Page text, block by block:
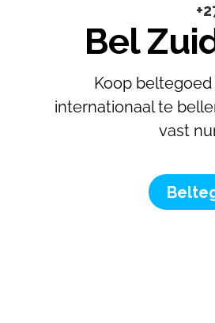
Bel
Koop
internationaal te
vast